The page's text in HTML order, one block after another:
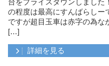
台をプライスダウンしました
の程度は最高にすんばらしー
ですが超目玉車は赤字の為な
[…]
詳細を見る